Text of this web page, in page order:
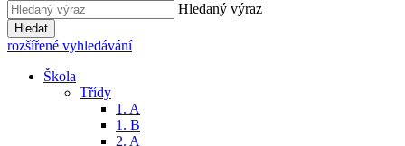
Hledaný výraz
Hledat
rozšířené vyhledávání
Škola
Třídy
1. A
1. B
2. A